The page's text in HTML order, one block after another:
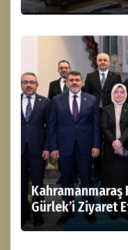
Kahramanmaraş
Gürlek’i Ziyaret